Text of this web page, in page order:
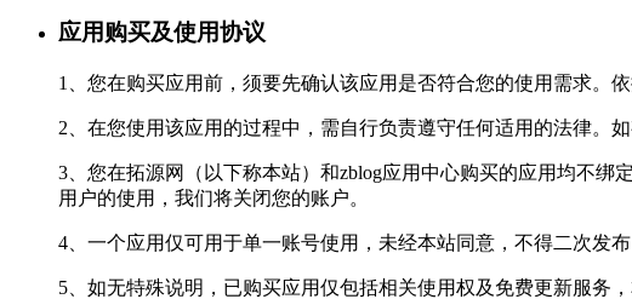
应用购买及使用协议
1、您在购买应用前，须要先确认该应用是否符合您的使用需求。
2、在您使用该应用的过程中，需自行负责遵守任何适用的法律。
3、您在拓源网（以下称本站）和zblog应用中心购买的应用均不
用户的使用，我们将关闭您的账户。
4、一个应用仅可用于单一账号使用，未经本站同意，不得二次发
5、如无特殊说明，已购买应用仅包括相关使用权及免费更新服务